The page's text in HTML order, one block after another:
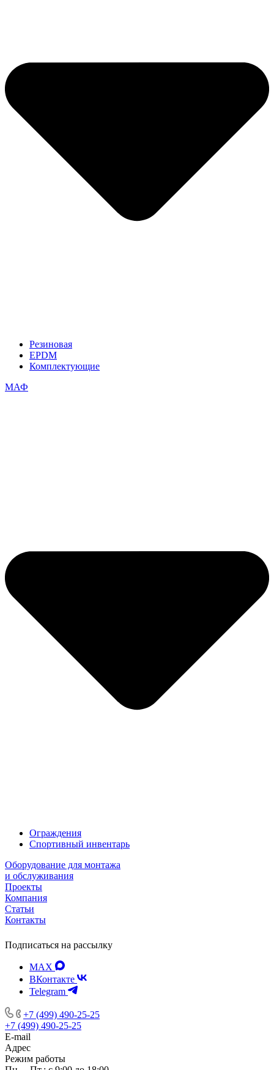
Резиновая
EPDM
Комплектующие
МАФ
Ограждения
Спортивный инвентарь
Оборудование для монтажа
и обслуживания
Проекты
Компания
Статьи
Контакты
Подписаться на рассылку
MAX
ВКонтакте
Telegram
+7 (499) 490-25-25
+7 (499) 490-25-25
E-mail
Адрес
Режим работы